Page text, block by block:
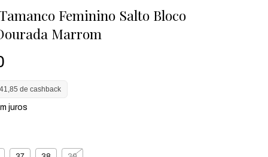
Feminino Salto Bloco
Marrom
de cashback
juros